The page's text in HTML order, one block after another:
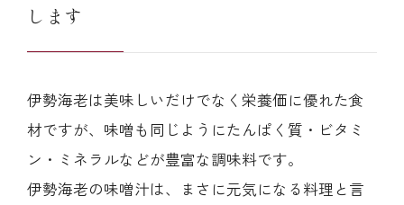
します
伊勢海老は美味しいだけでなく栄養価に優れた食
材ですが、味噌も同じようにたんぱく質・ビタミ
ン・ミネラルなどが豊富な調味料です。
伊勢海老の味噌汁は、まさに元気になる料理と言